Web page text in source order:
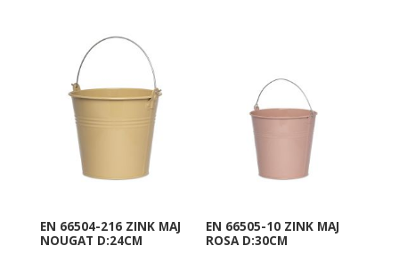
EN 66504-216 ZINK MAJ
NOUGAT D:24CM
EN 66505-10 ZINK MAJ
ROSA D:30CM